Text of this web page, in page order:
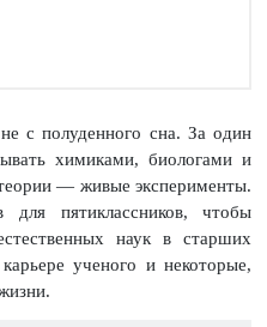
с полуденного сна. За один
химиками, биологами и
— живые эксперименты.
для пятиклассников, чтобы
наук в старших
ученого и некоторые,